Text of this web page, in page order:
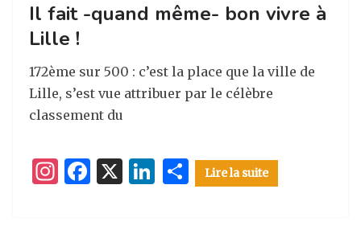
Il fait -quand même- bon vivre à
Lille !
172ème sur 500 : c’est la place que la ville de
Lille, s’est vue attribuer par le célèbre
classement du
I
F
X
Li
ar
Lire la suite